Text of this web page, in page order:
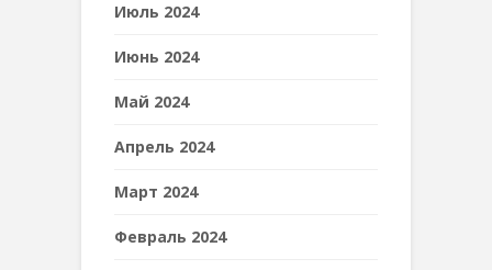
Июль 2024
Июнь 2024
Май 2024
Апрель 2024
Март 2024
Февраль 2024